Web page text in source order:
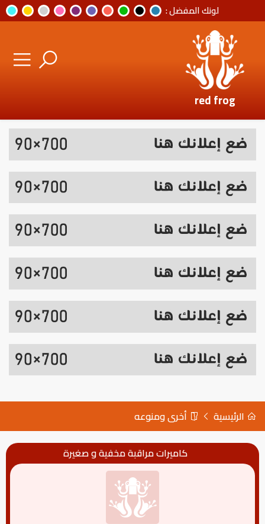
لونك المفضل :
red frog
الرئيسية أخرى ومنوعه
كاميرات مراقبة مخفية و صغيرة